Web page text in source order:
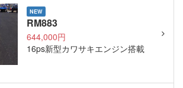
NEW
RM883
644,000円
16ps新型カワサキエンジン搭載